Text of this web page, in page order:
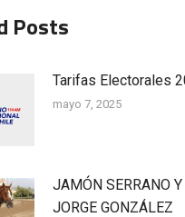
Posts
Tarifas Electorales
mayo 7, 2025
JAMÓN SERRANO
JORGE GONZÁLEZ